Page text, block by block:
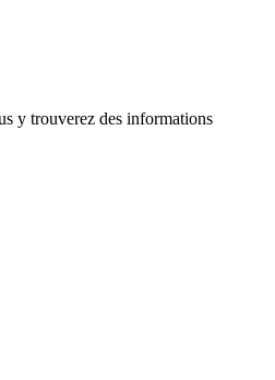
y trouverez des informations